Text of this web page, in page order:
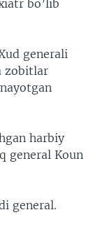
bo’lib
generali
zobitlar
harbiy
general Koun
general.